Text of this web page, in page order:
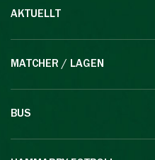
AKTUELLT
MATCHER / LAGEN
BUS